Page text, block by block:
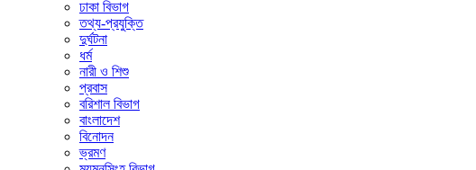
ঢাকা বিভাগ
তথ্য-প্রযুক্তি
দুর্ঘটনা
ধর্ম
নারী ও শিশু
প্রবাস
বরিশাল বিভাগ
বাংলাদেশ
বিনোদন
ভ্রমণ